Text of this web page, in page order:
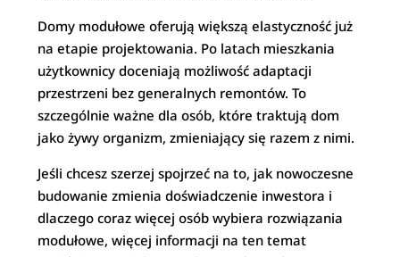
Domy modułowe oferują większą elastyczność już
na etapie projektowania. Po latach mieszkania
użytkownicy doceniają możliwość adaptacji
przestrzeni bez generalnych remontów. To
szczególnie ważne dla osób, które traktują dom
jako żywy organizm, zmieniający się razem z nimi.
Jeśli chcesz szerzej spojrzeć na to, jak nowoczesne
budowanie zmienia doświadczenie inwestora i
dlaczego coraz więcej osób wybiera rozwiązania
modułowe, więcej informacji na ten temat